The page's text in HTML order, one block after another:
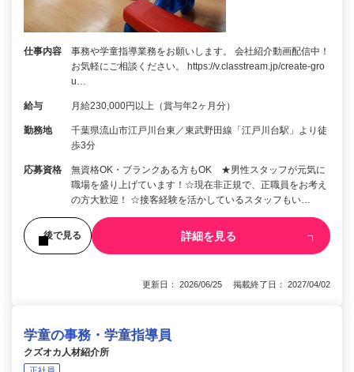
仕事内容
事務や学童指導業務をお願いします。 会社紹介動画配信中！
お気軽にご相談ください。 https://v.classtream.jp/create-gro
u…
給与 月給230,000円以上（賞与年2ヶ月分）
勤務地
千葉県流山市江戸川台東／東武野田線「江戸川台駅」より徒
歩3分
応募資格
無資格OK・ブランクある方もOK ★男性スタッフが元気に
職場を盛り上げています！☆現在非正規で、正職員をお考え
の方大歓迎！ ☆接客経験を活かしているスタッフもい…
後で見る 詳細を見る
更新日： 2026/06/25 掲載終了日： 2027/04/02
学童の事務・学童指導員
クズオカ人材紹介所
正社員